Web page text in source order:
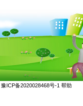
豫ICP备2020028468号-1 帮助